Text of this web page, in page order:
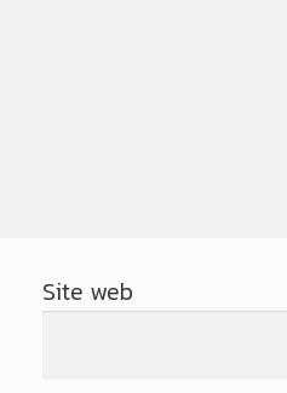
Site web